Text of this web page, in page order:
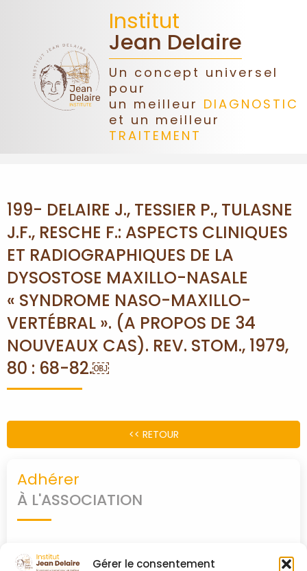
Gérer le consentement
Institut
Jean Delaire
Un concept universel
pour
un meilleur DIAGNOSTIC
et un meilleur
TRAITEMENT
199- DELAIRE J., TESSIER P., TULASNE
J.F., RESCHE F.: ASPECTS CLINIQUES
ET RADIOGRAPHIQUES DE LA
DYSOSTOSE MAXILLO-NASALE
« SYNDROME NASO-MAXILLO-
VERTÉBRAL ». (A PROPOS DE 34
NOUVEAUX CAS). REV. STOM., 1979,
80 : 68-82.￼
<< RETOUR
Adhérer
À L'ASSOCIATION
Devenir adhérent
ACCUEIL
DONS
CONGRÈS
FORMATIONS
PARTENAIRES
MON
shopping_cart